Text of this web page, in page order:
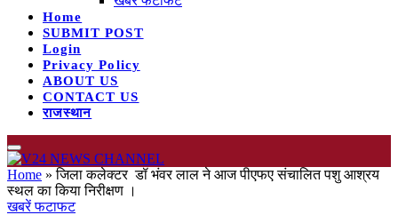
Home
SUBMIT POST
Login
Privacy Policy
ABOUT US
CONTACT US
राजस्थान
Home »जिला कलेक्टर डॉ भंवर लाल ने आज पीएफए संचालित पशु आश्रय
स्थल का किया निरीक्षण ।
खबरें फटाफट